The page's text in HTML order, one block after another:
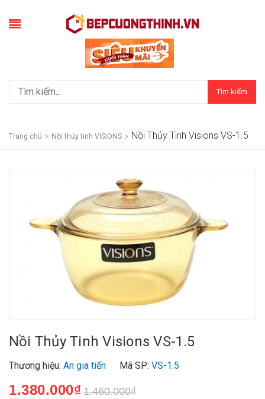
Tìm kiếm
Trang chủ Nồi thủy tinh VISIONS Nồi Thủy Tinh Visions VS-1.5
Nồi Thủy Tinh Visions VS-1.5
Thương hiệu: An gia tiến Mã SP: VS-1.5
1.380.000₫ 1.460.000₫